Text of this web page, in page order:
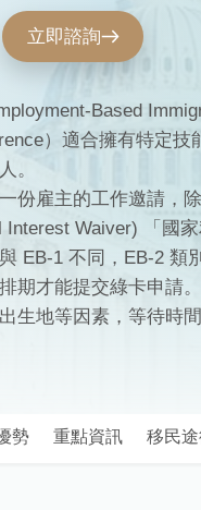
立即諮詢
Based
）適合擁有特定技
。
份雇主的工作邀請，
Interest Waiver) 「國
EB-1 不同，EB-2 類
期才能提交綠卡申請。
生地等因素，等待時
勢 重點資訊 移民